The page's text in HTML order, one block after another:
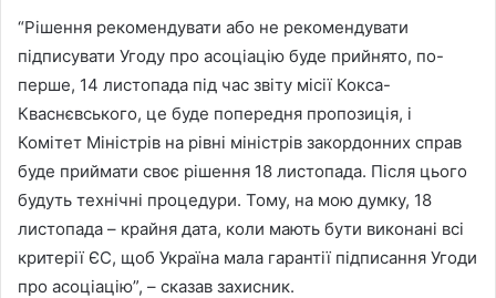
“Рішення рекомендувати або не рекомендувати
підписувати Угоду про асоціацію буде прийнято, по-
перше, 14 листопада під час звіту місії Кокса-
Кваснєвського, це буде попередня пропозиція, і
Комітет Міністрів на рівні міністрів закордонних справ
буде приймати своє рішення 18 листопада. Після цього
будуть технічні процедури. Тому, на мою думку, 18
листопада – крайня дата, коли мають бути виконані всі
критерії ЄС, щоб Україна мала гарантії підписання Угоди
про асоціацію”, – сказав захисник.